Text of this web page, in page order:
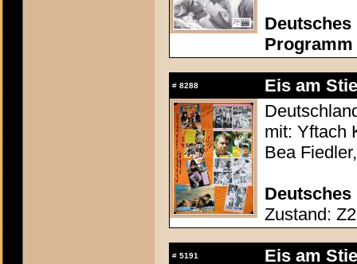
Programm
# 8288
Eis am
mit: Yftach
Bea
Deutsches
Zustand:
# 5191
Eis am